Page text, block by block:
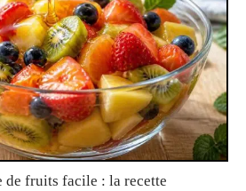
de fruits facile : la recette